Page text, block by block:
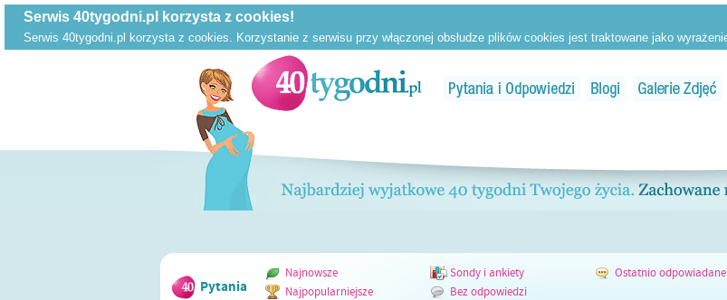
Pytania
Najnowsze Sondy i ankiety
Ostatnio odpowiadane
Najpopularniejsze
Bez odpowiedzi